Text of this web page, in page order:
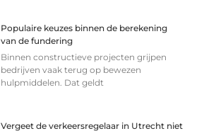
Populaire keuzes binnen de berekening
van de fundering
Binnen constructieve projecten grijpen
bedrijven vaak terug op bewezen
hulpmiddelen. Dat geldt
Vergeet de verkeersregelaar in Utrecht niet